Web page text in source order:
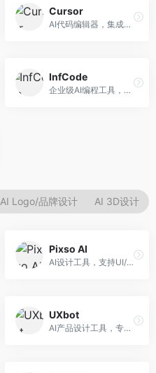
Cursor
AI代码编辑器，集成GPT-4模型，专注于智能编程辅助。面向开发者，提供代码生成、代码解释、错误修复等服务，编程体验流畅，开发效率高。
InfCode
企业级AI编程工具，专注于团队协作开发。面向企业开发团队，提供代码生成、代码审查、团队协作等服务，企业级功能完善。
AI Logo/品牌设计 AI 3D设计
Pixso AI
AI设计工具，支持UI/UX设计全流程。面向设计师和产品团队，提供界面生成、设计优化、协作评审等服务，国产替代方案，团队协作便捷。
UXbot
AI产品设计工具，专注于用户体验优化。面向UX设计师，提供用户研究、设计建议、可用性测试等服务，UX设计支持完善。